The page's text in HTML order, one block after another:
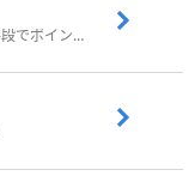
歩いたりアンケート回答など幅広い手段でポイントをゲット